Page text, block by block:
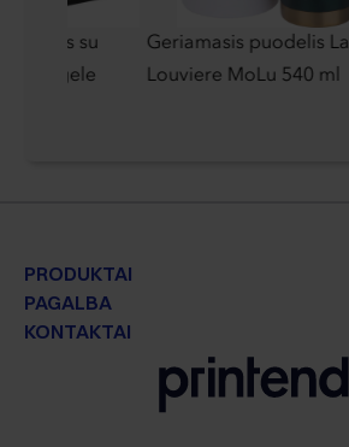
su
knygele
Geriamasis puodelis La
Louviere MoLu 540 ml
PRODUKTAI
PAGALBA
KONTAKTAI